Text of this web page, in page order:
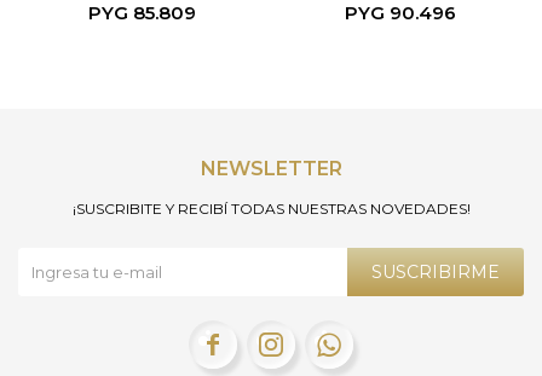
PYG 85.809 PYG 90.496
NEWSLETTER
¡SUSCRIBITE Y RECIBÍ TODAS NUESTRAS NOVEDADES!
SUSCRIBIRME
  